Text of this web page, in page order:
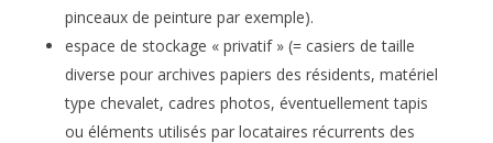
pinceaux de peinture par exemple).
espace de stockage « privatif » (= casiers de taille
diverse pour archives papiers des résidents, matériel
type chevalet, cadres photos, éventuellement tapis
ou éléments utilisés par locataires récurrents des